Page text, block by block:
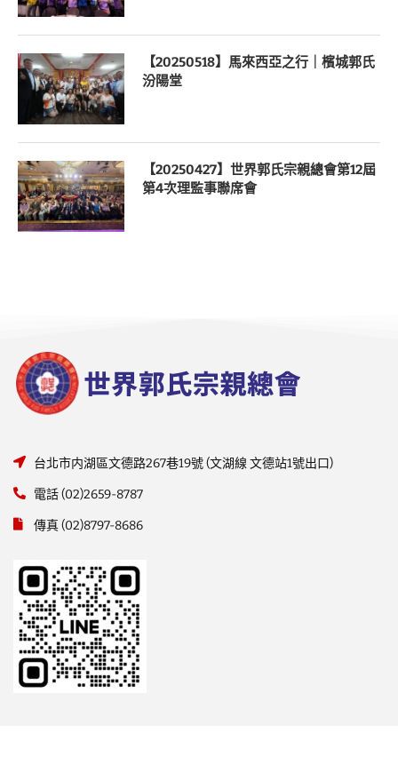
【20250518】馬來西亞之行｜檳城郭氏
汾陽堂
【20250427】世界郭氏宗親總會第12屆
第4次理監事聯席會
台北市内湖區文德路267巷19號 (文湖線 文德站1號出口)
電話 (02)2659-8787
傳真 (02)8797-8686